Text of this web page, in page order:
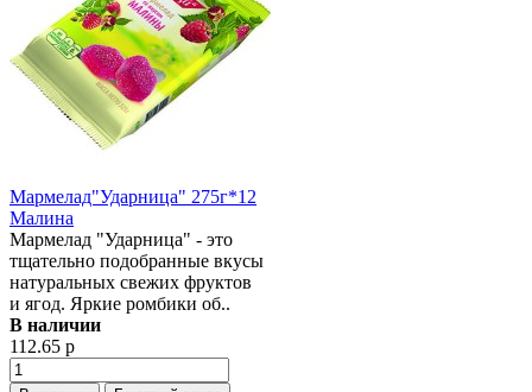
Мармелад"Ударница" 275г*12
Малина
Мармелад "Ударница" - это
тщательно подобранные вкусы
натуральных свежих фруктов
и ягод. Яркие ромбики об..
В наличии
112.65 р